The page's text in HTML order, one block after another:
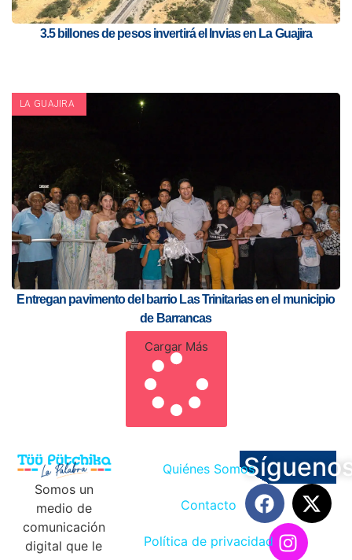
3.5 billones de pesos invertirá el Invias en La Guajira
LA GUAJIRA
Entregan pavimento del barrio Las Trinitarias en el municipio
de Barrancas
Cargar Más
Somos un
medio de
comunicación
digital que le
Quiénes Somos
Contacto
Política de privacidad